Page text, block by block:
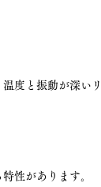
度と振動が深い
性があります。